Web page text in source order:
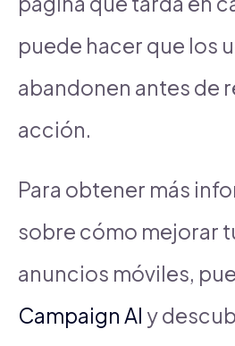
puede hacer que los
abandonen antes de
acción.
Para obtener más
sobre cómo mejorar
anuncios móviles,
Campaign AI y